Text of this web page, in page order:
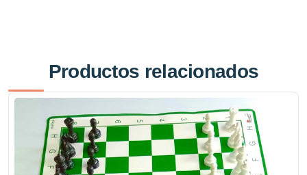
Productos relacionados